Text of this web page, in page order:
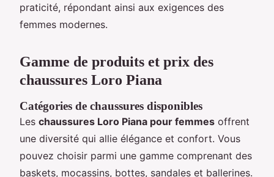
praticité, répondant ainsi aux exigences des
femmes modernes.
Gamme de produits et prix des
chaussures Loro Piana
Catégories de chaussures disponibles
Les chaussures Loro Piana pour femmes offrent
une diversité qui allie élégance et confort. Vous
pouvez choisir parmi une gamme comprenant des
baskets, mocassins, bottes, sandales et ballerines.